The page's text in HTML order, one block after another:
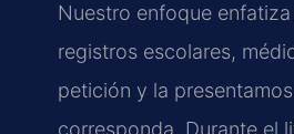
Nuestro enfoque
registros escolares,
petición y la
corresponda. Durante el